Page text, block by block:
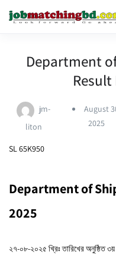
Department
jm-
liton
August
2025
SL 65K950
Department of
2025
২৭-০৮-২০২৫ খ্রিঃ তারিখের অনুষ্ঠিত